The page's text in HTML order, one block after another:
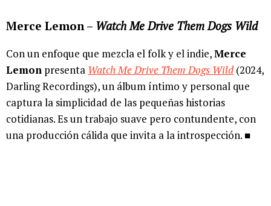
Merce Lemon – Watch Me Drive Them Dogs Wild
Con un enfoque que mezcla el folk y el indie,Merce
Lemon presenta Watch Me Drive Them Dogs Wild(2024,
Darling Recordings), un álbum íntimo y personal que
captura la simplicidad de las pequeñas historias
cotidianas. Es un trabajo suave pero contundente, con
una producción cálida que invita a la introspección. ■